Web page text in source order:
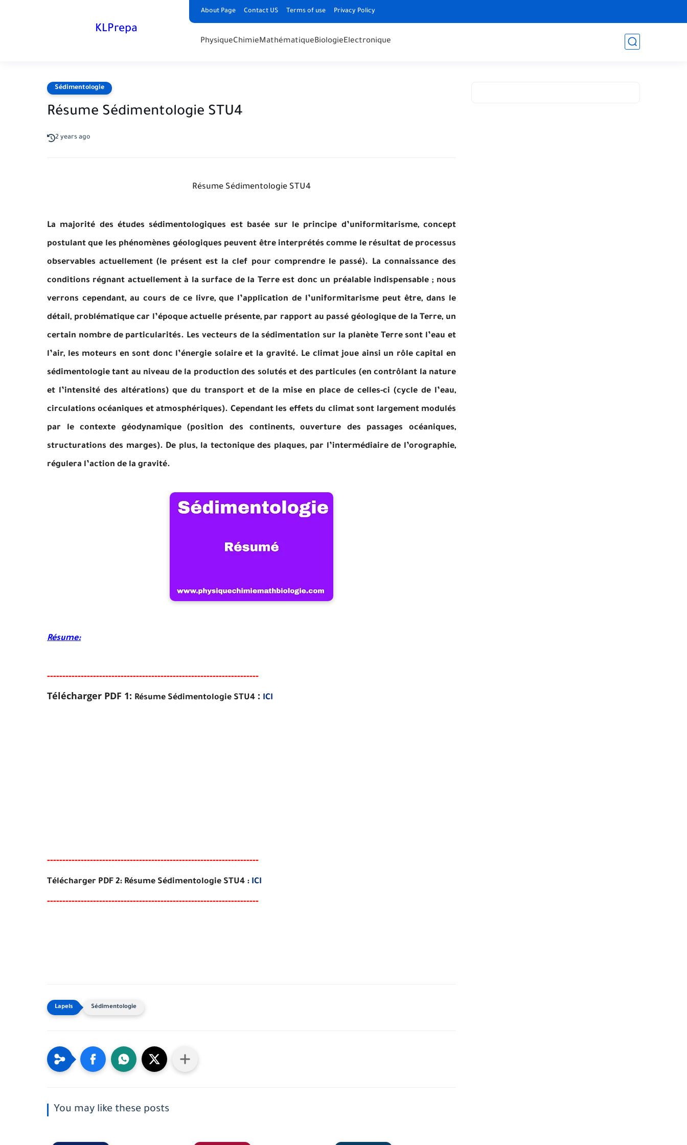
About Page Contact US Terms of use Privacy Policy
KLPrepa
PhysiqueChimieMathématiqueBiologieElectronique
Sédimentologie
Résume Sédimentologie STU4
2 years ago
Résume Sédimentologie STU4
La majorité des études sédimentologiques est basée sur le principe d’uniformitarisme, concept
postulant que les phénomènes géologiques peuvent être interprétés comme le résultat de processus
observables actuellement (le présent est la clef pour comprendre le passé). La connaissance des
conditions régnant actuellement à la surface de la Terre est donc un préalable indispensable ; nous
verrons cependant, au cours de ce livre, que l’application de l’uniformitarisme peut être, dans le
détail, problématique car l’époque actuelle présente, par rapport au passé géologique de la Terre, un
certain nombre de particularités. Les vecteurs de la sédimentation sur la planète Terre sont l’eau et
l’air, les moteurs en sont donc l’énergie solaire et la gravité. Le climat joue ainsi un rôle capital en
sédimentologie tant au niveau de la production des solutés et des particules (en contrôlant la nature
et l’intensité des altérations) que du transport et de la mise en place de celles-ci (cycle de l’eau,
circulations océaniques et atmosphériques). Cependant les effets du climat sont largement modulés
par le contexte géodynamique (position des continents, ouverture des passages océaniques,
structurations des marges). De plus, la tectonique des plaques, par l’intermédiaire de l’orographie,
régulera l’action de la gravité.
Résume:
---------------------------------------------------------------------
Télécharger PDF 1: Résume Sédimentologie STU4 : ICI
---------------------------------------------------------------------
Télécharger PDF 2: Résume Sédimentologie STU4 : ICI
---------------------------------------------------------------------
Sédimentologie
You may like these posts